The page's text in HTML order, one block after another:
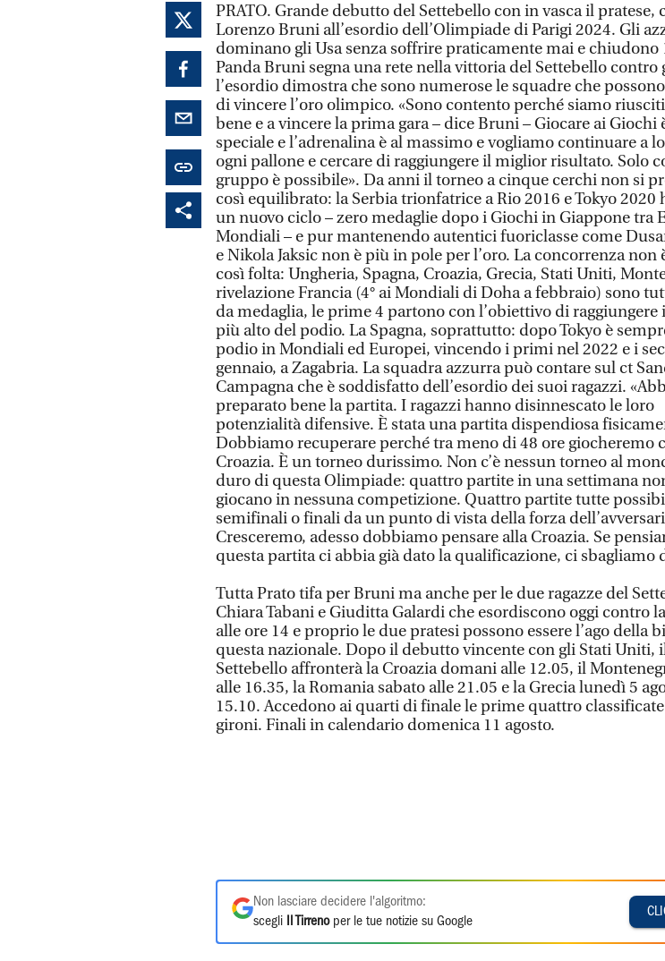
PRATO. Grande debutto del Settebello con in vasca il pratese,
Lorenzo Bruni all’esordio dell’Olimpiade di Parigi 2024. Gli
dominano gli Usa senza soffrire praticamente mai e chiudono
Panda Bruni segna una rete nella vittoria del Settebello contro
l’esordio dimostra che sono numerose le squadre che
di vincere l’oro olimpico. «Sono contento perché siamo
bene e a vincere la prima gara – dice Bruni – Giocare ai Giochi
speciale e l’adrenalina è al massimo e vogliamo continuare a
ogni pallone e cercare di raggiungere il miglior risultato. Solo
gruppo è possibile». Da anni il torneo a cinque cerchi non si
così equilibrato: la Serbia trionfatrice a Rio 2016 e Tokyo 2020
un nuovo ciclo – zero medaglie dopo i Giochi in Giappone tra
Mondiali – e pur mantenendo autentici fuoriclasse come
e Nikola Jaksic non è più in pole per l’oro. La concorrenza non
così folta: Ungheria, Spagna, Croazia, Grecia, Stati Uniti,
rivelazione Francia (4° ai Mondiali di Doha a febbraio) sono
da medaglia, le prime 4 partono con l’obiettivo di raggiungere
più alto del podio. La Spagna, soprattutto: dopo Tokyo è
podio in Mondiali ed Europei, vincendo i primi nel 2022 e i
gennaio, a Zagabria. La squadra azzurra può contare sul ct
Campagna che è soddisfatto dell’esordio dei suoi ragazzi.
preparato bene la partita. I ragazzi hanno disinnescato le loro
potenzialità difensive. È stata una partita dispendiosa
Dobbiamo recuperare perché tra meno di 48 ore giocheremo
Croazia. È un torneo durissimo. Non c’è nessun torneo al
duro di questa Olimpiade: quattro partite in una settimana
giocano in nessuna competizione. Quattro partite tutte
semifinali o finali da un punto di vista della forza
Cresceremo, adesso dobbiamo pensare alla Croazia. Se
questa partita ci abbia già dato la qualificazione, ci sbagliamo
Tutta Prato tifa per Bruni ma anche per le due ragazze del
Chiara Tabani e Giuditta Galardi che esordiscono oggi contro
alle ore 14 e proprio le due pratesi possono essere l’ago della
questa nazionale. Dopo il debutto vincente con gli Stati Uniti,
Settebello affronterà la Croazia domani alle 12.05, il
alle 16.35, la Romania sabato alle 21.05 e la Grecia lunedì 5
15.10. Accedono ai quarti di finale le prime quattro
gironi. Finali in calendario domenica 11 agosto.
Non lasciare decidere l'algoritmo:
scegli
Il Tirrenoper le tue notizie su Google